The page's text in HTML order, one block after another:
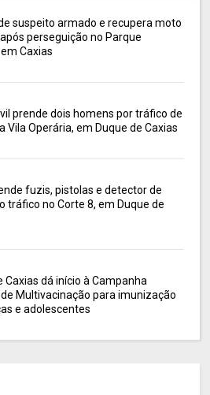
suspeito armado e recupera moto
perseguição no Parque
Caxias
prende dois homens por tráfico de
Vila Operária, em Duque de Caxias
fuzis, pistolas e detector de
tráfico no Corte 8, em Duque de
Caxias dá início à Campanha
Multivacinação para imunização
e adolescentes